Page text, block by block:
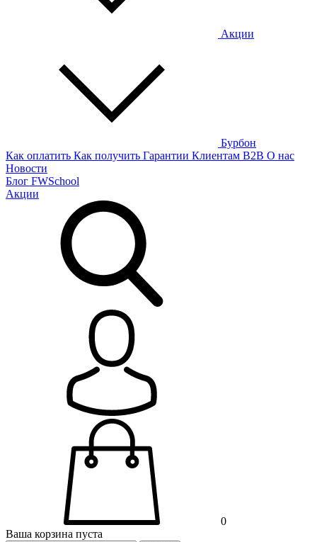
Акции
Бурбон
Как оплатить Как получить Гарантии Клиентам B2B О нас
Новости
Блог FWSchool
Акции
0
Ваша корзина пуста